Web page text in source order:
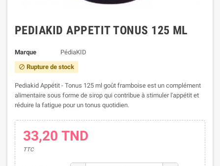
PEDIAKID APPETIT TONUS 125 ML
Marque PédiaKID
block Rupture de stock
Pediakid Appétit - Tonus 125 ml goût framboise est un complément
alimentaire sous forme de sirop qui contribue à stimuler l'appétit et
réduire la fatigue pour un tonus quotidien.
33,20 TND
TTC